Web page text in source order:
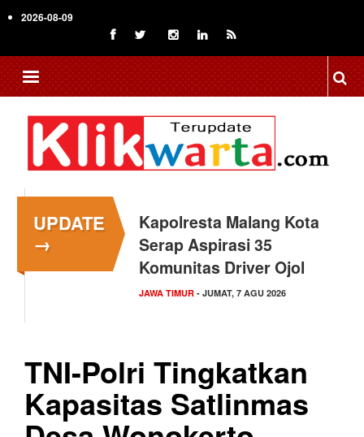
to
content
2026-08-09
UPDATE
→
Kapolresta Malang Kota
Serap Aspirasi 35
Komunitas Driver Ojol
JAWA TIMUR - JUMAT, 7 AGU 2026
TNI-Polri Tingkatkan
Kapasitas Satlinmas